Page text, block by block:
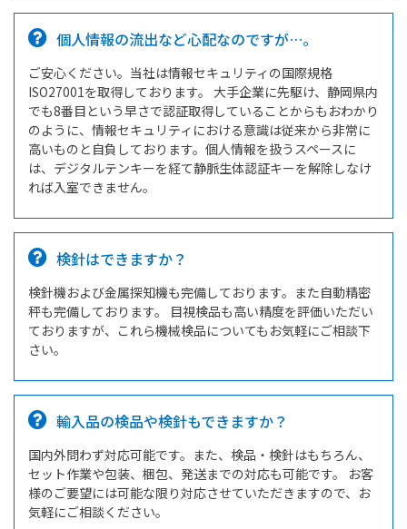
個人情報の流出など心配なのですが…。
ご安心ください。当社は情報セキュリティの国際規格
ISO27001を取得しております。 大手企業に先駆け、静岡県内
でも8番目という早さで認証取得していることからもおわかり
のように、情報セキュリティにおける意識は従来から非常に
高いものと自負しております。個人情報を扱うスペースに
は、デジタルテンキーを経て静脈生体認証キーを解除しなけ
れば入室できません。
検針はできますか？
検針機および金属探知機も完備しております。また自動精密
秤も完備しております。 目視検品も高い精度を評価いただい
ておりますが、これら機械検品についてもお気軽にご相談下
さい。
輸入品の検品や検針もできますか？
国内外問わず対応可能です。また、検品・検針はもちろん、
セット作業や包装、梱包、発送までの対応も可能です。 お客
様のご要望には可能な限り対応させていただきますので、お
気軽にご相談ください。